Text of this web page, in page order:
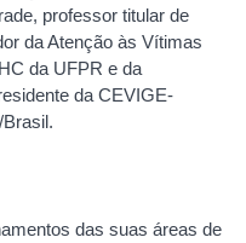
professor titular de
da Atenção às Vítimas
da UFPR e da
da CEVIGE-
das suas áreas de